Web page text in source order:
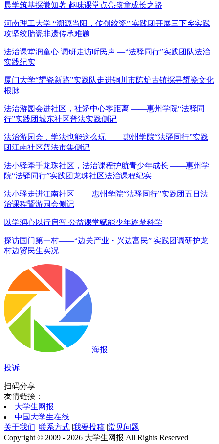
晨学筑基探微知著 趣味课堂点亮孩童成长之路
河南理工大学 “溯源当阳，传创绞瓷” 实践团开展三下乡实践
攻坚绞胎瓷非遗传承难题
法治课堂润童心 调研走访听民声 —“法驿同行”实践团队法治
实践纪实
厦门大学“耀瓷新路”实践队走进铜川市陈炉古镇探寻耀瓷文化
根脉
法治游园会进社区，社矫中心零距离 ——惠州学院“法驿同
行”实践团城东社区普法实践侧记
法治游园会，学法也能这么玩 ——惠州学院“法驿同行”实践
团江南社区普法市集侧记
法小驿牵手龙珠社区，法治课程护航青少年成长 ——惠州学
院“法驿同行”实践团龙珠社区法治课程纪实
法小驿走进江南社区 ——惠州学院“法驿同行”实践团五日法
治课程暨游园会侧记
以学润心以行启智 公益课堂赋能少年逐梦科学
探访国门第一村——“边关产业・兴边富民” 实践团调研护龙
村边贸民生实况
海报
投诉
扫码分享
友情链接：
大学生网报
中国大学生在线
关于我们 |联系方式 |我要投稿 |常见问题
Copyright © 2009 - 2026 大学生网报 All Rights Reserved